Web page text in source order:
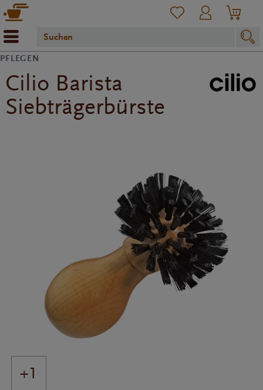
PFLEGEN
Cilio Barista
Siebträgerbürste
+1